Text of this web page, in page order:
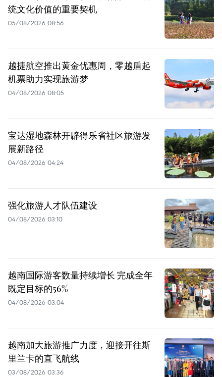
统文化价值的重要契机
05/08/2026 08:56
越捷航空推出黄金优惠周，零越盾起
机票助力实现旅游梦
04/08/2026 08:05
宝达湿地森林开辟得乐省社区旅游发
展新路径
04/08/2026 04:24
强化旅游人才队伍建设
04/08/2026 03:10
越南国际游客数量持续增长 完成全年
既定目标的56%
04/08/2026 03:04
越南加大旅游推广力度，迎接开往斯
里兰卡的直飞航线
03/08/2026 03:36